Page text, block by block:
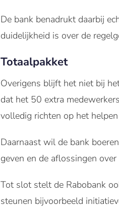
De bank benadrukt daarbij
duidelijkheid is over de
Totaalpakket
Overigens blijft het niet bij
dat het 50 extra
volledig richten op het
Daarnaast wil de bank
geven en de aflossingen
Tot slot stelt de Rabobank
steunen bijvoorbeeld